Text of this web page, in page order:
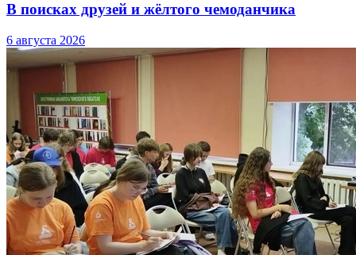
В поисках друзей и жёлтого чемоданчика
6 августа 2026